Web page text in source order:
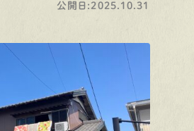
公開日:2025.10.31